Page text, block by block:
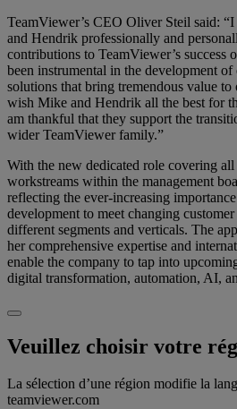
TeamViewer’s CEO Oliver Steil said:
and Hendrik professionally and
contributions to TeamViewer’s success
been instrumental in the development
solutions that bring tremendous value to
wish Mike and Hendrik all the best for
am thankful that they support the
wider TeamViewer family.”
With the new dedicated role covering
workstreams within the management
reflecting the ever-increasing
development to meet changing
different segments and verticals. The
her comprehensive expertise and
enable the company to tap into
digital transformation, automation, AI,
Veuillez choisir votre
La sélection d’une région modifie la
teamviewer.com